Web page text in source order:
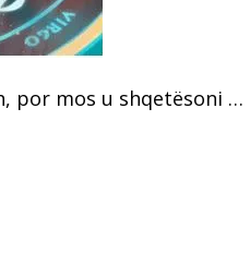
por mos u shqetësoni …